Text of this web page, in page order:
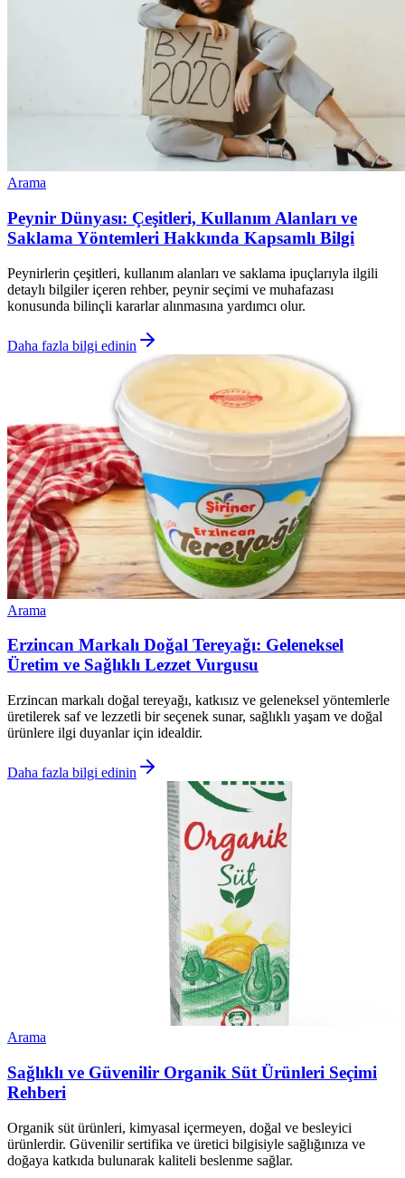
Arama
Peynir Dünyası: Çeşitleri, Kullanım Alanları ve
Saklama Yöntemleri Hakkında Kapsamlı Bilgi
Peynirlerin çeşitleri, kullanım alanları ve saklama ipuçlarıyla ilgili
detaylı bilgiler içeren rehber, peynir seçimi ve muhafazası
konusunda bilinçli kararlar alınmasına yardımcı olur.
Daha fazla bilgi edinin
Arama
Erzincan Markalı Doğal Tereyağı: Geleneksel
Üretim ve Sağlıklı Lezzet Vurgusu
Erzincan markalı doğal tereyağı, katkısız ve geleneksel yöntemlerle
üretilerek saf ve lezzetli bir seçenek sunar, sağlıklı yaşam ve doğal
ürünlere ilgi duyanlar için idealdir.
Daha fazla bilgi edinin
Arama
Sağlıklı ve Güvenilir Organik Süt Ürünleri Seçimi
Rehberi
Organik süt ürünleri, kimyasal içermeyen, doğal ve besleyici
ürünlerdir. Güvenilir sertifika ve üretici bilgisiyle sağlığınıza ve
doğaya katkıda bulunarak kaliteli beslenme sağlar.